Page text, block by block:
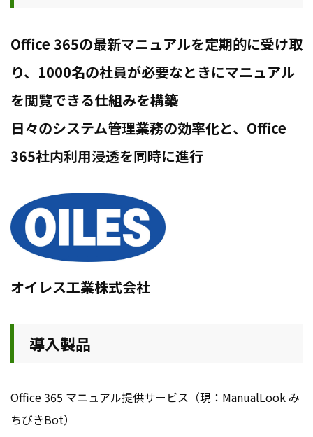
Office 365の最新マニュアルを定期的に受け取
り、1000名の社員が必要なときにマニュアル
を閲覧できる仕組みを構築
日々のシステム管理業務の効率化と、Office
365社内利用浸透を同時に進行
オイレス工業株式会社
導入製品
Office 365 マニュアル提供サービス（現：ManualLook み
ちびきBot）